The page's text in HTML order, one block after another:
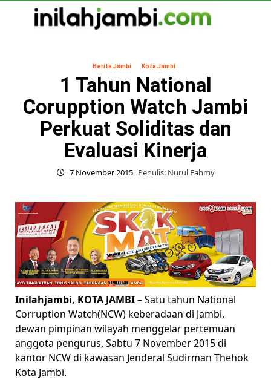
Berita Jambi Kota Jambi
1 Tahun National
Corupption Watch Jambi
Perkuat Soliditas dan
Evaluasi Kinerja
7 November 2015 Penulis: Nurul Fahmy
Inilahjambi, KOTA JAMBI– Satu tahun National
Corruption Watch(NCW) keberadaan di Jambi,
dewan pimpinan wilayah menggelar pertemuan
anggota pengurus, Sabtu 7 November 2015 di
kantor NCW di kawasan Jenderal Sudirman Thehok
Kota Jambi.